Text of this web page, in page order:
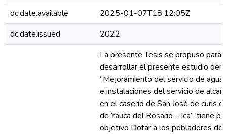
dc.date.available
2025-01-07T18:12:05Z
dc.date.issued
2022
La presente Tesis se propuso para
desarrollar el presente estudio
“Mejoramiento del servicio de
e instalaciones del servicio de
en el caserío de San José de curis
de Yauca del Rosario – Ica”, tiene
objetivo Dotar a los pobladores del